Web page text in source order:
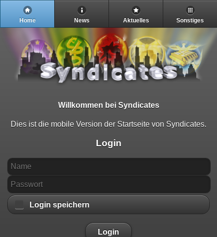
Home News Aktuelles Sonstiges
Willkommen bei Syndicates
Dies ist die mobile Version der Startseite von Syndicates.
Login
Login speichern
Login